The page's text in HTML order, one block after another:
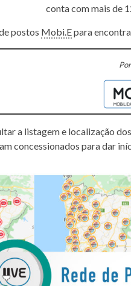
conta com mais de
postos Mobi.Epara
a listagem e localização
concessionados para dar